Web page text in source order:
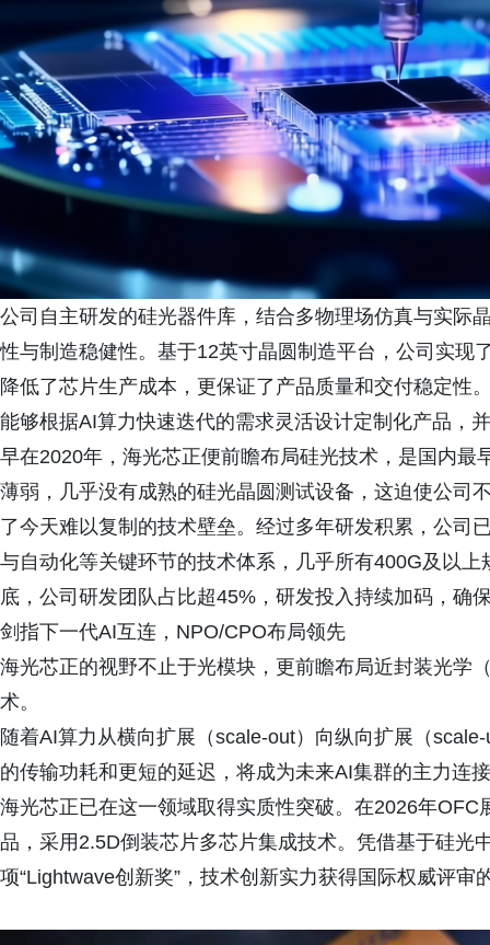
公司自主研发的硅光器件库，结合多物理场仿真与实际
性与制造稳健性。基于12英寸晶圆制造平台，公司实现
降低了芯片生产成本，更保证了产品质量和交付稳定性
能够根据AI算力快速迭代的需求灵活设计定制化产品，
早在2020年，海光芯正便前瞻布局硅光技术，是国内
薄弱，几乎没有成熟的硅光晶圆测试设备，这迫使公司
了今天难以复制的技术壁垒。经过多年研发积累，公司
与自动化等关键环节的技术体系，几乎所有400G及以
底，公司研发团队占比超45%，研发投入持续加码，确
剑指下一代AI互连，NPO/CPO布局领先
海光芯正的视野不止于光模块，更前瞻布局近封装光学
术。
随着AI算力从横向扩展（scale-out）向纵向扩展（
的传输功耗和更短的延迟，将成为未来AI集群的主力连
海光芯正已在这一领域取得实质性突破。在2026年
品，采用2.5D倒装芯片多芯片集成技术。凭借基于硅光
项“Lightwave创新奖”，技术创新实力获得国际权威评审